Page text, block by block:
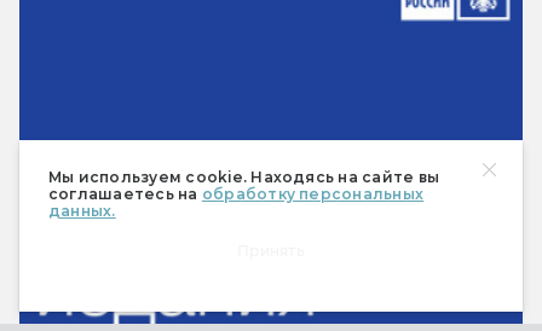
Мы используем cookie. Находясь на сайте вы
соглашаетесь на обработку персональных
данных.